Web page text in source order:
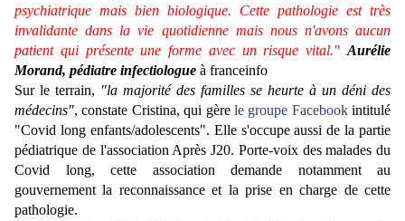
psychiatrique mais bien biologique. Cette pathologie est très
invalidante dans la vie quotidienne mais nous n'avons aucun
patient qui présente une forme avec un risque vital." Aurélie
Morand, pédiatre infectiologue à franceinfo
Sur le terrain, "la majorité des familles se heurte à un déni des
médecins", constate Cristina, qui gère le groupe Facebookintitulé
"Covid long enfants/adolescents". Elle s'occupe aussi de la partie
pédiatrique de l'association Après J20. Porte-voix des malades du
Covid long, cette association demande notamment au
gouvernement la reconnaissance et la prise en charge de cette
pathologie.